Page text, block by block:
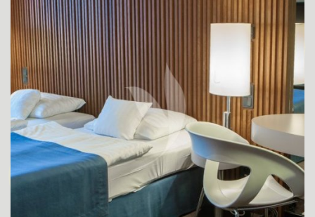
WELLNESS
O HOTELI
REŠTAURÁCIA
STEAKHOUSE MONTANA